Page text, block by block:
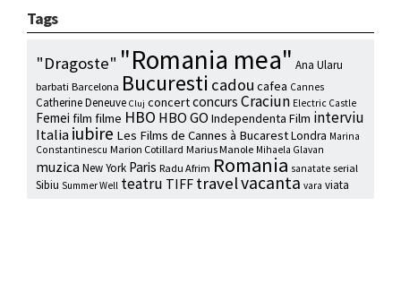
Tags
"Dragoste" "Romania mea" Ana Ularu
barbati Barcelona Bucuresti cadou cafea Cannes
Catherine Deneuve Cluj concertconcurs Craciun Electric Castle
Femei film filme HBO HBO GO Independenta Film interviu
Italiaiubire Les Films de Cannes à BucarestLondra Marina
Constantinescu Marion Cotillard Marius Manole Mihaela Glavan
muzica New York Paris Radu Afrim Romania sanatate serial
Sibiu Summer Well teatru TIFF travelvacanta vara viata